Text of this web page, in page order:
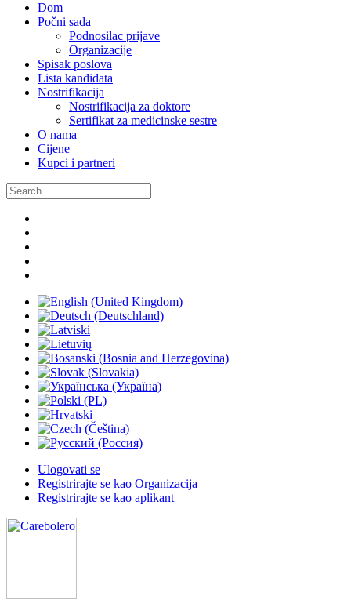
Dom
Počni sada
Podnosilac prijave
Organizacije
Spisak poslova
Lista kandidata
Nostrifikacija
Nostrifikacija za doktore
Sertifikat za medicinske sestre
O nama
Cijene
Kupci i partneri
Ulogovati se
Registrirajte se kao Organizacija
Registrirajte se kao aplikant